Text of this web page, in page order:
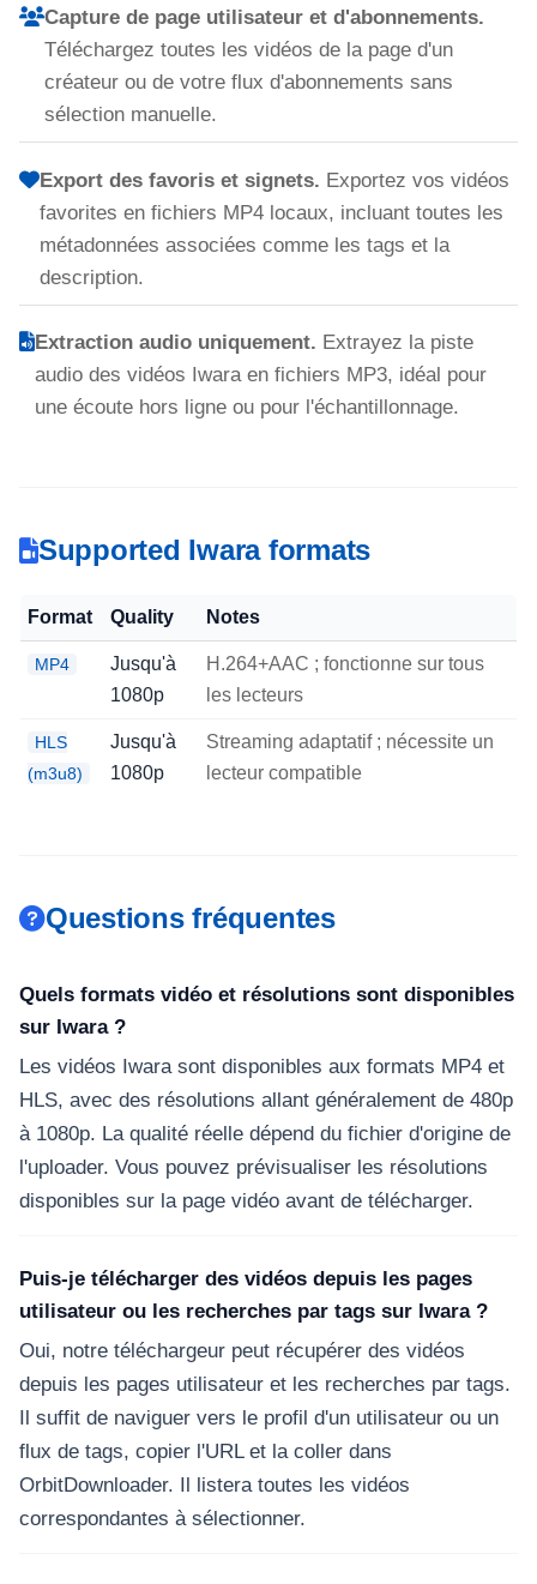
Capture de page utilisateur et d'abonnements.
Téléchargez toutes les vidéos de la page d'un
créateur ou de votre flux d'abonnements sans
sélection manuelle.
Export des favoris et signets. Exportez vos vidéos
favorites en fichiers MP4 locaux, incluant toutes les
métadonnées associées comme les tags et la
description.
Extraction audio uniquement. Extrayez la piste
audio des vidéos Iwara en fichiers MP3, idéal pour
une écoute hors ligne ou pour l'échantillonnage.
Supported Iwara formats
Format Quality Notes
MP4
Jusqu'à
1080p
H.264+AAC ; fonctionne sur tous
les lecteurs
HLS
(m3u8)
Jusqu'à
1080p
Streaming adaptatif ; nécessite un
lecteur compatible
Questions fréquentes
Quels formats vidéo et résolutions sont disponibles
sur Iwara ?
Les vidéos Iwara sont disponibles aux formats MP4 et
HLS, avec des résolutions allant généralement de 480p
à 1080p. La qualité réelle dépend du fichier d'origine de
l'uploader. Vous pouvez prévisualiser les résolutions
disponibles sur la page vidéo avant de télécharger.
Puis-je télécharger des vidéos depuis les pages
utilisateur ou les recherches par tags sur Iwara ?
Oui, notre téléchargeur peut récupérer des vidéos
depuis les pages utilisateur et les recherches par tags.
Il suffit de naviguer vers le profil d'un utilisateur ou un
flux de tags, copier l'URL et la coller dans
OrbitDownloader. Il listera toutes les vidéos
correspondantes à sélectionner.